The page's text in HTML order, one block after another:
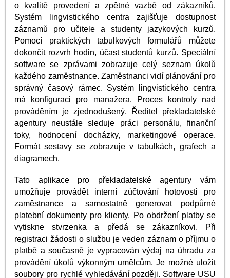
o kvalitě provedení a zpětné vazbě od zákazníků.
Systém lingvistického centra zajišťuje dostupnost
záznamů pro učitele a studenty jazykových kurzů.
Pomocí praktických tabulkových formulářů můžete
dokončit rozvrh hodin, účast studentů kurzů. Speciální
software se zprávami zobrazuje celý seznam úkolů
každého zaměstnance. Zaměstnanci vidí plánování pro
správný časový rámec. Systém lingvistického centra
má konfiguraci pro manažera. Proces kontroly nad
prováděním je zjednodušený. Ředitel překladatelské
agentury neustále sleduje práci personálu, finanční
toky, hodnocení docházky, marketingové operace.
Formát sestavy se zobrazuje v tabulkách, grafech a
diagramech.
Tato aplikace pro překladatelské agentury vám
umožňuje provádět interní zúčtování hotovosti pro
zaměstnance a samostatně generovat podpůrné
platební dokumenty pro klienty. Po obdržení platby se
vytiskne stvrzenka a předá se zákazníkovi. Při
registraci žádosti o službu je veden záznam o příjmu o
platbě a současně je vypracován výdaj na úhradu za
provádění úkolů výkonným umělcům. Je možné uložit
soubory pro rychlé vyhledávání později. Software USU